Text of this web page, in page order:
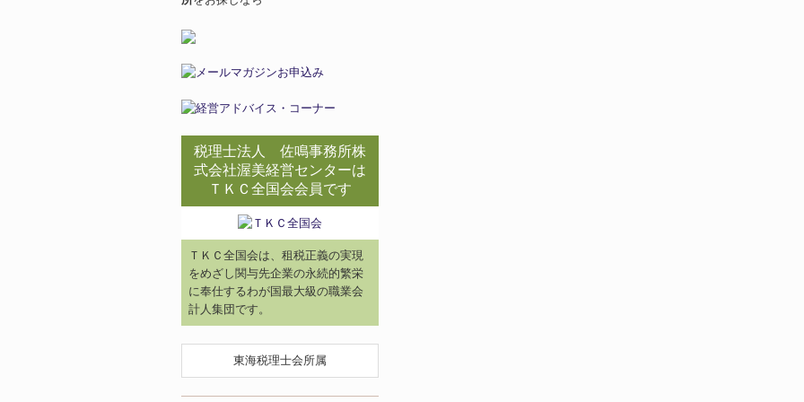
税理士法人 佐鳴事務所株
式会社渥美経営センターは
ＴＫＣ全国会会員です
ＴＫＣ全国会は、租税正義の実現
をめざし関与先企業の永続的繁栄
に奉仕するわが国最大級の職業会
計人集団です。
東海税理士会所属